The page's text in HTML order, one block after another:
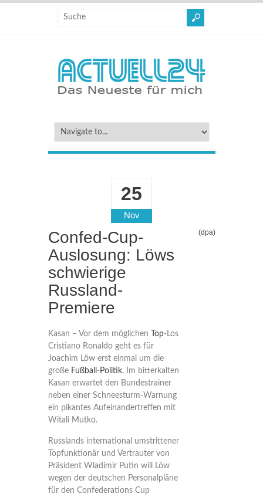
25
Nov
Confed-Cup-
Auslosung: Löws
schwierige
Russland-
Premiere
(dpa)
Kasan – Vor dem möglichen Top-Los
Cristiano Ronaldo geht es für
Joachim Löw erst einmal um die
große Fußball -Politik. Im bitterkalten
Kasan erwartet den Bundestrainer
neben einer Schneesturm-Warnung
ein pikantes Aufeinandertreffen mit
Witali Mutko.
Russlands international umstrittener
Topfunktionär und Vertrauter von
Präsident Wladimir Putin will Löw
wegen der deutschen Personalpläne
für den Confederations Cup